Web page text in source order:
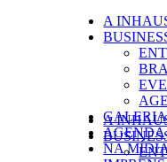
A
A
AGENDA
NA